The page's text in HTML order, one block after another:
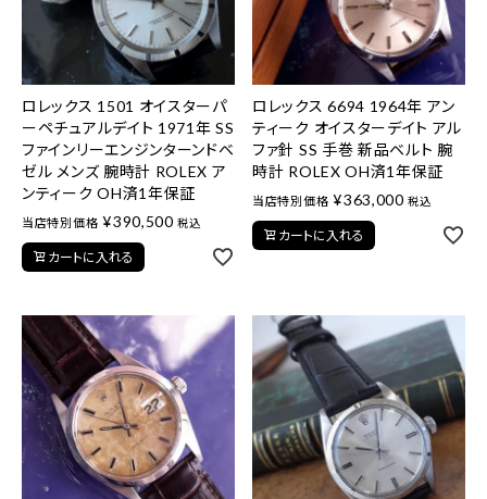
ロレックス 1501 オイスターパ
ーペチュアルデイト 1971年 SS
ファインリーエンジンターンドベ
ゼル メンズ 腕時計 ROLEX ア
ンティーク OH済1年保証
当店特別価格 ¥390,500 税込
カートに入れる
ロレックス 6694 1964年 アン
ティーク オイスターデイト アル
ファ針 SS 手巻 新品ベルト 腕
時計 ROLEX OH済1年保証
当店特別価格 ¥363,000 税込
カートに入れる